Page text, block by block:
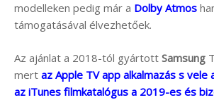
modelleken pedig már a Dolby Atmos
támogatásával élvezhetőek.
Az ajánlat a 2018-tól gyártott Samsung
mert az Apple TV app alkalmazás s vele
az iTunes filmkatalógus a 2019-es és